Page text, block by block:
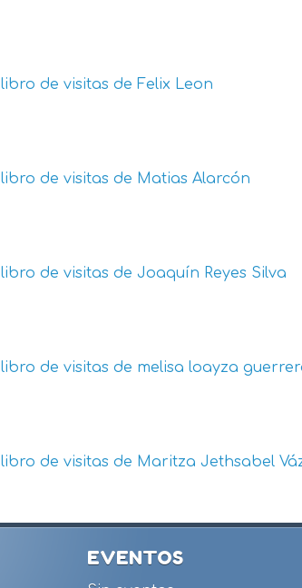
libro de visitas de Felix Leon
libro de visitas de Matias Alarcón
libro de visitas de Joaquín Reyes Silva
libro de visitas de melisa loayza
libro de visitas de Maritza Jethsabel
EVENTOS